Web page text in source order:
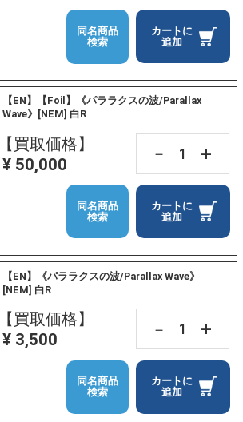
カートに
追加
同名商品
検索
【EN】【Foil】《パララクスの波/Parallax
Wave》[NEM] 白R
【買取価格】
¥ 50,000
－ +
カートに
追加
同名商品
検索
【EN】《パララクスの波/Parallax Wave》
[NEM] 白R
【買取価格】
¥ 3,500
－ +
カートに
追加
同名商品
検索